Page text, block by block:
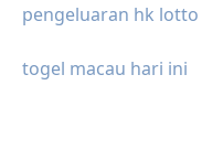
pengeluaran hk lotto
togel macau hari ini